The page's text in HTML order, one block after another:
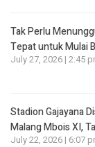
Tak Perlu
Tepat untuk Mulai
July 27, 2026 | 2:45
Stadion Gajayana
Malang Mbois XI,
July 22, 2026 | 6:07